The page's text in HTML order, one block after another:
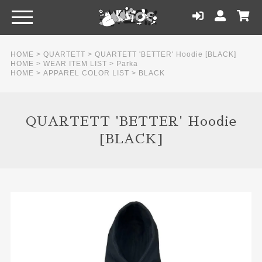
HOME > QUARTETT > QUARTETT 'BETTER' Hoodie [BLACK]
HOME > WEAR ITEM LIST > Parka
HOME > APPAREL COLOR LIST > BLACK
QUARTETT 'BETTER' Hoodie
[BLACK]